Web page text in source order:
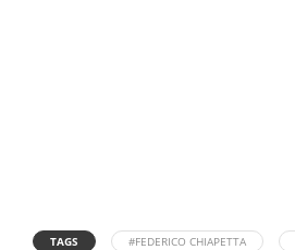
TAGS #FEDERICO CHIAPETTA